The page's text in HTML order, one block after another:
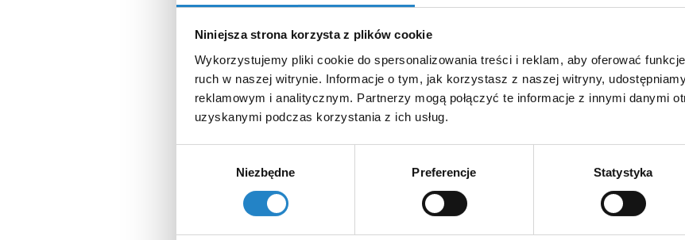
Niniejsza strona korzysta z plików cookie
Wykorzystujemy pliki cookie do spersonalizowania treści i reklam, aby oferować
ruch w naszej witrynie. Informacje o tym, jak korzystasz z naszej witryny,
reklamowym i analitycznym. Partnerzy mogą połączyć te informacje z innymi danymi
uzyskanymi podczas korzystania z ich usług.
Niezbędne Preferencje Statystyka